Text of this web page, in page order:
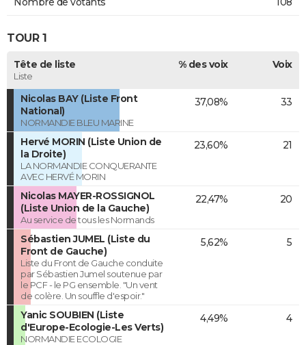
TOUR 1
Tête de liste
Liste
% des voix Voix
Nicolas BAY (Liste Front
National)
NORMANDIE BLEU MARINE
37,08% 33
Hervé MORIN (Liste Union de
la Droite)
LA NORMANDIE CONQUERANTE
AVEC HERVÉ MORIN
23,60% 21
Nicolas MAYER-ROSSIGNOL
(Liste Union de la Gauche)
Au service de tous les Normands
22,47% 20
Sébastien JUMEL (Liste du
Front de Gauche)
Liste du Front de Gauche conduite
par Sébastien Jumel soutenue par
le PCF - le PG ensemble. "Un vent
de colère. Un souffle d'espoir."
5,62% 5
Yanic SOUBIEN (Liste
d'Europe-Ecologie-Les Verts)
NORMANDIE ECOLOGIE
4,49% 4